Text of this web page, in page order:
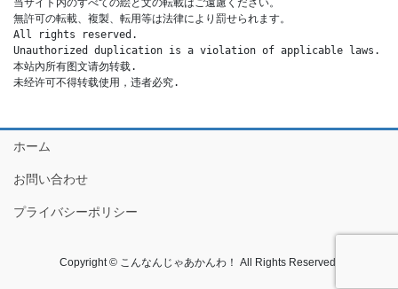
無許可の転載、複製、転用等は法律により罰せられます。
All rights reserved.
Unauthorized duplication is a violation of applicable laws.
本站內所有图文请勿转载.
未经许可不得转载使用，违者必究.
ホーム
お問い合わせ
プライバシーポリシー
Copyright © こんなんじゃあかんわ！ All Rights Reserved.